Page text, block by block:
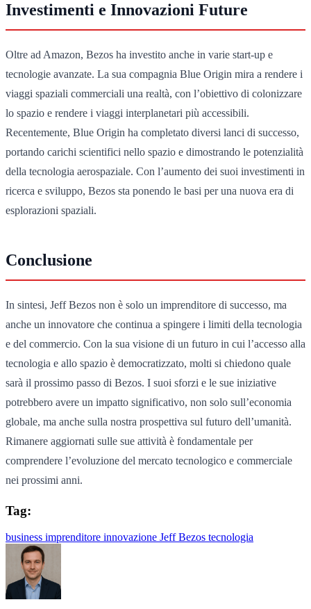
Investimenti e Innovazioni Future
Oltre ad Amazon, Bezos ha investito anche in varie start-up e
tecnologie avanzate. La sua compagnia Blue Origin mira a rendere i
viaggi spaziali commerciali una realtà, con l’obiettivo di colonizzare
lo spazio e rendere i viaggi interplanetari più accessibili.
Recentemente, Blue Origin ha completato diversi lanci di successo,
portando carichi scientifici nello spazio e dimostrando le potenzialità
della tecnologia aerospaziale. Con l’aumento dei suoi investimenti in
ricerca e sviluppo, Bezos sta ponendo le basi per una nuova era di
esplorazioni spaziali.
Conclusione
In sintesi, Jeff Bezos non è solo un imprenditore di successo, ma
anche un innovatore che continua a spingere i limiti della tecnologia
e del commercio. Con la sua visione di un futuro in cui l’accesso alla
tecnologia e allo spazio è democratizzato, molti si chiedono quale
sarà il prossimo passo di Bezos. I suoi sforzi e le sue iniziative
potrebbero avere un impatto significativo, non solo sull’economia
globale, ma anche sulla nostra prospettiva sul futuro dell’umanità.
Rimanere aggiornati sulle sue attività è fondamentale per
comprendere l’evoluzione del mercato tecnologico e commerciale
nei prossimi anni.
Tag:
business imprenditore innovazione Jeff Bezos tecnologia